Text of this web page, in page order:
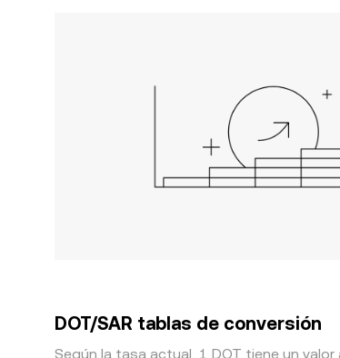
DOT/SAR tablas de conversión
Según la tasa actual, 1 DOT tiene un